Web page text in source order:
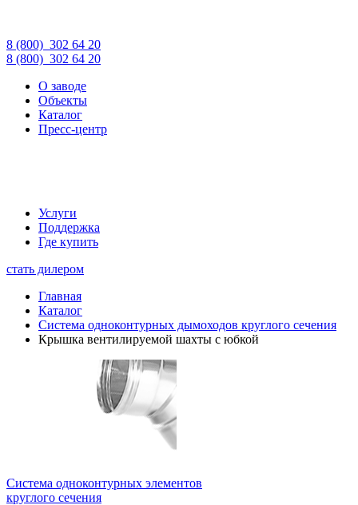
8 (800) 302 64 20
8 (800) 302 64 20
О заводе
Объекты
Каталог
Пресс-центр
Услуги
Поддержка
Где купить
стать дилером
Главная
Каталог
Система одноконтурных дымоходов круглого сечения
Крышка вентилируемой шахты с юбкой
Система одноконтурных элементов
круглого сечения